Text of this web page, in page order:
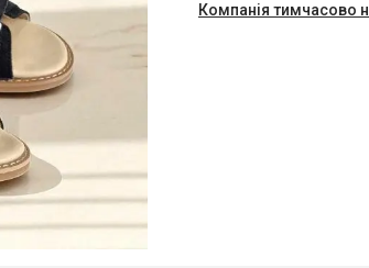
Компанія тимчасово